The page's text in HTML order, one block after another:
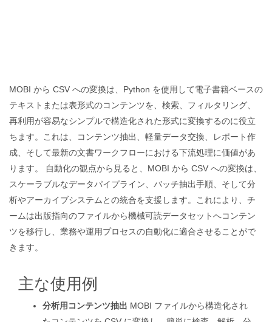
MOBI から CSV への変換は、Python を使用して電子書籍ベースの
テキストまたは表形式のコンテンツを、検索、フィルタリング、
再利用が容易なシンプルで構造化された形式に変換するのに役立
ちます。これは、コンテンツ抽出、軽量データ交換、レポート作
成、そして最新の文書ワークフローにおける下流処理に価値があ
ります。 自動化の観点から見ると、MOBI から CSV への変換は、
スケーラブルなデータパイプライン、バッチ抽出手順、そして分
析やアーカイブシステムとの統合を支援します。これにより、チ
ームは出版指向のファイルから機械可読データセットへコンテン
ツを移行し、業務や運用プロセスの自動化に適合させることがで
きます。
主な使用例
分析用コンテンツ抽出 MOBI ファイルから構造化され